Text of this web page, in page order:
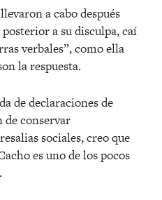
a cabo después
a su disculpa, caí
verbales”, como ella
la respuesta.
de declaraciones de
de conservar
sociales, creo que
es uno de los pocos